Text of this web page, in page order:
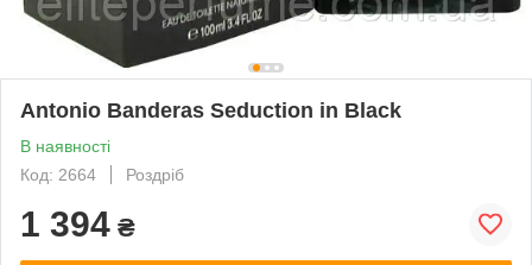
Antonio Banderas Seduction in Black
В наявності
Код: 2664
Роздріб
1 394 ₴